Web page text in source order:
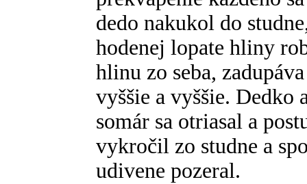
dedo nakukol do
hodenej lopate hliny
hlinu zo seba,
vyššie a vyššie. Dedko
somár sa otriasal a
vykročil zo studne a
udivene pozeral.